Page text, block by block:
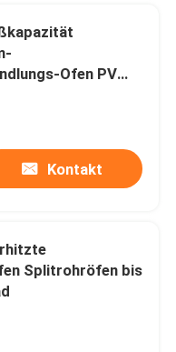
Ofen PV
Kontakt
Splitrohröfen bis